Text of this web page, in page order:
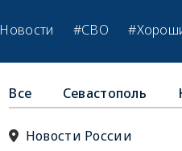
Новости #СВО
Все Севастополь
Новости России